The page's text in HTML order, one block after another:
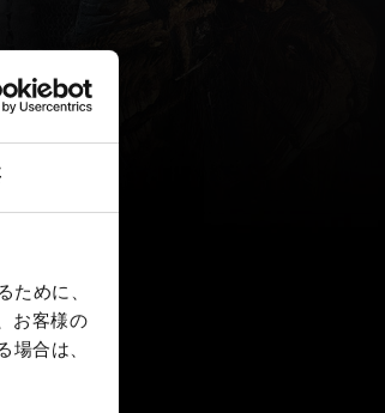
ために、
お客様の
場合は、